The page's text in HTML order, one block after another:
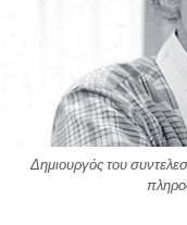
Δημιουργός του